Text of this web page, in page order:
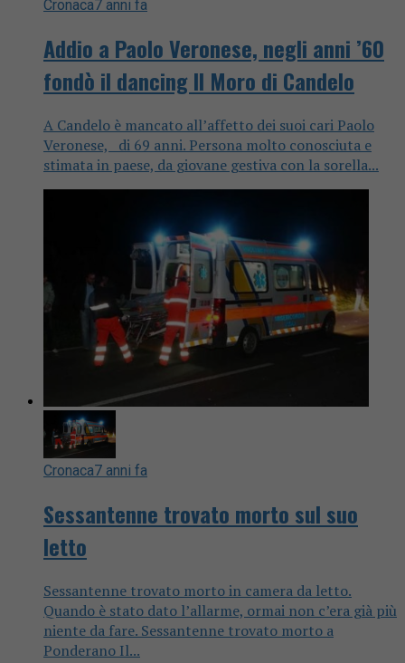
Cronaca7 anni fa
Addio a Paolo Veronese, negli anni ’60
fondò il dancing Il Moro di Candelo
A Candelo è mancato all’affetto dei suoi cari Paolo
Veronese, di 69 anni. Persona molto conosciuta e
stimata in paese, da giovane gestiva con la sorella...
Cronaca7 anni fa
Sessantenne trovato morto sul suo
letto
Sessantenne trovato morto in camera da letto.
Quando è stato dato l’allarme, ormai non c’era già più
niente da fare. Sessantenne trovato morto a
Ponderano Il...